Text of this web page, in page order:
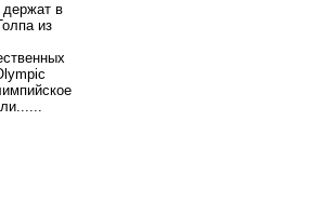
в
из